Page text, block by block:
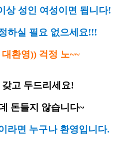
상 성인 여성이면 됩니다!
하실 필요 없으세요!!!
환영)) 걱정 노~~
고 두드리세요!
돈들지 않습니다~
라면 누구나 환영입니다.